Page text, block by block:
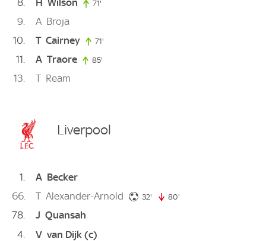
71'
9 A Broja
10
T Cairney 71'
11 A Traore 85'
13 T Ream
Liverpool
1 A Becker
66
T Alexander-Arnold 32' 32. minute
80'
78 J Quansah
4
V van Dijk (c)